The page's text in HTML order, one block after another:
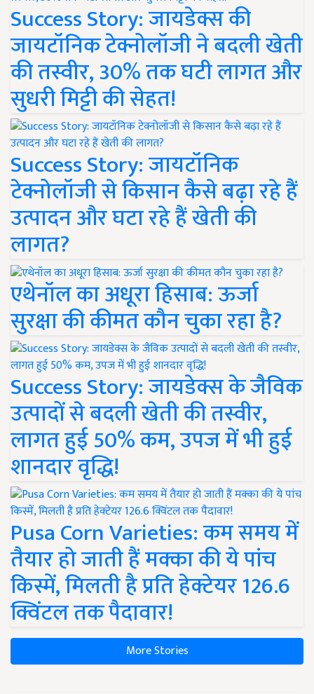
Success Story: जायडेक्स की
जायटॉनिक टेक्नोलॉजी ने बदली खेती
की तस्वीर, 30% तक घटी लागत और
सुधरी मिट्टी की सेहत!
Success Story: जायटॉनिक
टेक्नोलॉजी से किसान कैसे बढ़ा रहे हैं
उत्पादन और घटा रहे हैं खेती की
लागत?
एथेनॉल का अधूरा हिसाब: ऊर्जा
सुरक्षा की कीमत कौन चुका रहा है?
Success Story: जायडेक्स के जैविक
उत्पादों से बदली खेती की तस्वीर,
लागत हुई 50% कम, उपज में भी हुई
शानदार वृद्धि!
Pusa Corn Varieties: कम समय में
तैयार हो जाती हैं मक्का की ये पांच
किस्में, मिलती है प्रति हेक्टेयर 126.6
क्विंटल तक पैदावार!
More Stories